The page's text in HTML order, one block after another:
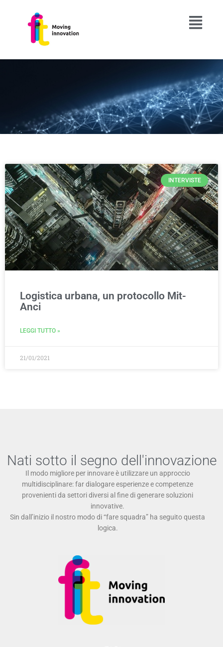
INTERVISTE
Logistica urbana, un protocollo Mit-
Anci
LEGGI TUTTO »
21/01/2021
Nati sotto il segno dell'innovazione
Il modo migliore per innovare è utilizzare un approccio
multidisciplinare: far dialogare esperienze e competenze
provenienti da settori diversi al fine di generare soluzioni
innovative.
Sin dall’inizio il nostro modo di “fare squadra” ha seguito questa
logica.